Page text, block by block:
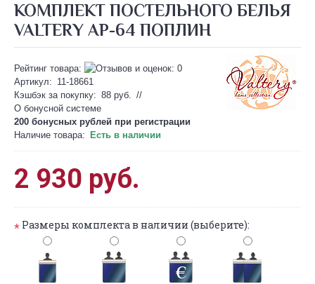
КОМПЛЕКТ ПОСТЕЛЬНОГО БЕЛЬЯ
VALTERY AP-64 ПОПЛИН
Рейтинг товара:
Артикул: 11-18661
Кэшбэк за покупку: 88 руб. //
О бонусной системе
200 бонусных рублей при регистрации
Наличие товара:
Есть в наличии
2 930 руб.
* Размеры комплекта в наличии (выберите):